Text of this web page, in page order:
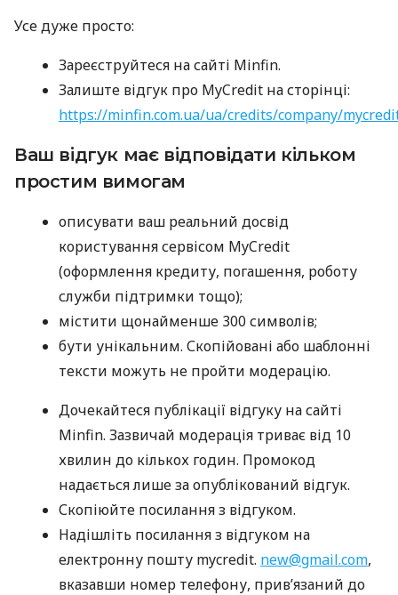
Усе дуже просто:
Зареєструйтеся на сайті Minfin.
Залиште відгук про MyCredit на сторінці:
https://minfin.com.ua/ua/credits/company/
Ваш відгук має відповідати кільком
простим вимогам
описувати ваш реальний досвід
користування сервісом MyCredit
(оформлення кредиту, погашення, роботу
служби підтримки тощо);
містити щонайменше 300 символів;
бути унікальним. Скопійовані або шаблонні
тексти можуть не пройти модерацію.
Дочекайтеся публікації відгуку на сайті
Minfin. Зазвичай модерація триває від 10
хвилин до кількох годин. Промокод
надається лише за опублікований відгук.
Скопіюйте посилання з відгуком.
Надішліть посилання з відгуком на
електронну пошту mycredit. new@gmail.com,
вказавши номер телефону, прив’язаний до